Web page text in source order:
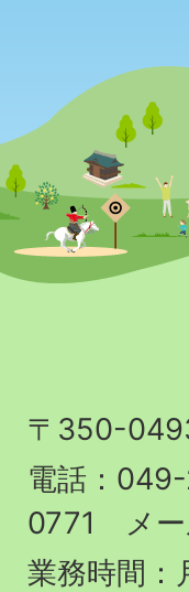
〒350-
電話：
0771 メー
業務時間